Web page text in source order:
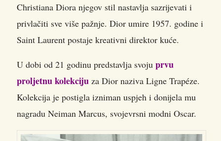
Christiana Diora njegov stil nastavlja sazrijevati i
privlačiti sve više pažnje. Dior umire 1957. godine i
Saint Laurent postaje kreativni direktor kuće.
U dobi od 21 godinu predstavlja svoju prvu
proljetnu kolekciju za Dior naziva Ligne Trapéze.
Kolekcija je postigla izniman uspjeh i donijela mu
nagradu Neiman Marcus, svojevrsni modni Oscar.